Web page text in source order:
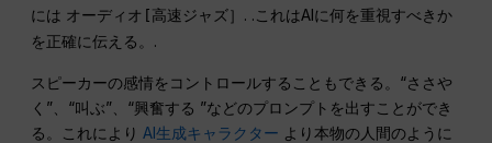
には オーディオ[高速ジャズ］ . .これはAIに何を重視すべきか
を正確に伝える。.
スピーカーの感情をコントロールすることもできる。“ささや
く”、“叫ぶ”、“興奮する ”などのプロンプトを出すことができ
る。これによりAI生成キャラクター より本物の人間のように